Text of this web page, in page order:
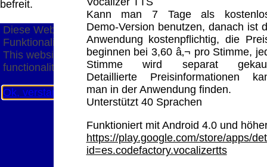
befreit.
Kann man 7 Tage als
Demo-Version benutzen, danach ist
Anwendung kostenpflichtig, die
beginnen bei 3,60 â‚¬ pro Stimme,
Stimme wird separat
Detaillierte Preisinformationen
man in der Anwendung finden.
Unterstützt 40 Sprachen
Funktioniert mit Android 4.0 und
https://play.google.com/store/apps/
id=es.codefactory.vocalizertts
große Anzeige Schließen X
Diese Website nutzt Cookies, um bestmögliche
Funktionalität bieten zu können.
This website uses cookies to provide the best possible
functionality.
Ok, verstanden Mehr Infos